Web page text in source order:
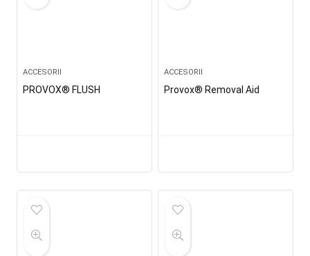
ACCESORII
PROVOX® FLUSH
ACCESORII
Provox® Removal Aid